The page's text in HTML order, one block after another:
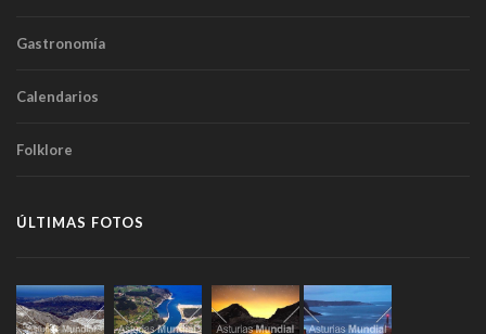
Gastronomía
Calendarios
Folklore
ÚLTIMAS FOTOS